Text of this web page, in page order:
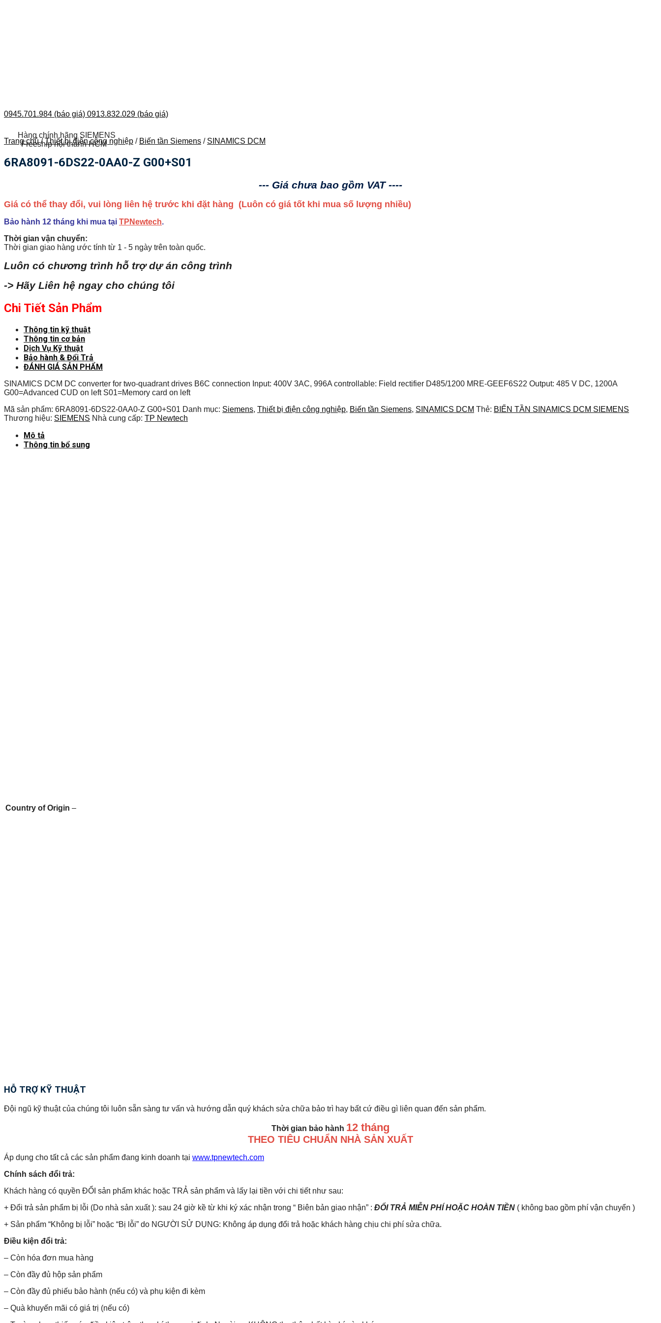
0945.701.984 (báo giá) 0913.832.029 (báo giá)
Hàng chính hãng SIEMENS
Freeship nội thành HCM
Trang chủ / Thiết bị điện công nghiệp / Biến tần Siemens / SINAMICS DCM
6RA8091-6DS22-0AA0-Z G00+S01
--- Giá chưa bao gồm VAT ----
Giá có thể thay đổi, vui lòng liên hệ trước khi đặt hàng (Luôn có giá tốt khi mua số lượng nhiều)
Bảo hành 12 tháng khi mua tại TPNewtech.
Thời gian vận chuyển:
Thời gian giao hàng ước tính từ 1 - 5 ngày trên toàn quốc.
Luôn có chương trình hỗ trợ dự án công trình
-> Hãy Liên hệ ngay cho chúng tôi
Chi Tiết Sản Phẩm
Thông tin kỹ thuật
Thông tin cơ bản
Dịch Vụ Kỹ thuật
Bảo hành & Đổi Trả
ĐÁNH GIÁ SẢN PHẨM
SINAMICS DCM DC converter for two-quadrant drives B6C connection Input: 400V 3AC, 996A controllable: Field rectifier D485/1200 MRE-GEEF6S22 Output: 485 V DC, 1200A
G00=Advanced CUD on left S01=Memory card on left
Mã sản phẩm: 6RA8091-6DS22-0AA0-Z G00+S01 Danh mục: Siemens, Thiết bị điện công nghiệp, Biến tần Siemens, SINAMICS DCM Thẻ: BIẾN TẦN SINAMICS DCM SIEMENS
Thương hiệu: SIEMENS Nhà cung cấp: TP Newtech
Mô tả
Thông tin bổ sung
Country of Origin –
HỖ TRỢ KỸ THUẬT
Đội ngũ kỹ thuật của chúng tôi luôn sẵn sàng tư vấn và hướng dẫn quý khách sửa chữa bảo trì hay bất cứ điều gì liên quan đến sản phẩm.
Thời gian bảo hành 12 tháng
THEO TIÊU CHUẨN NHÀ SẢN XUẤT
Áp dụng cho tất cả các sản phẩm đang kinh doanh tại www.tpnewtech.com
Chính sách đổi trả:
Khách hàng có quyền ĐỔI sản phẩm khác hoặc TRẢ sản phẩm và lấy lại tiền với chi tiết như sau:
+ Đổi trả sản phẩm bị lỗi (Do nhà sản xuất ): sau 24 giờ kề từ khi ký xác nhận trong “ Biên bản giao nhận” : ĐỔI TRẢ MIỄN PHÍ HOẶC HOÀN TIỀN ( không bao gồm phí vận chuyển )
+ Sản phẩm “Không bị lỗi” hoặc “Bị lỗi” do NGƯỜI SỬ DỤNG: Không áp dụng đổi trả hoặc khách hàng chịu chi phí sửa chữa.
Điều kiện đổi trả:
– Còn hóa đơn mua hàng
– Còn đầy đủ hộp sản phẩm
– Còn đầy đủ phiếu bảo hành (nếu có) và phụ kiện đi kèm
– Quà khuyến mãi có giá trị (nếu có)